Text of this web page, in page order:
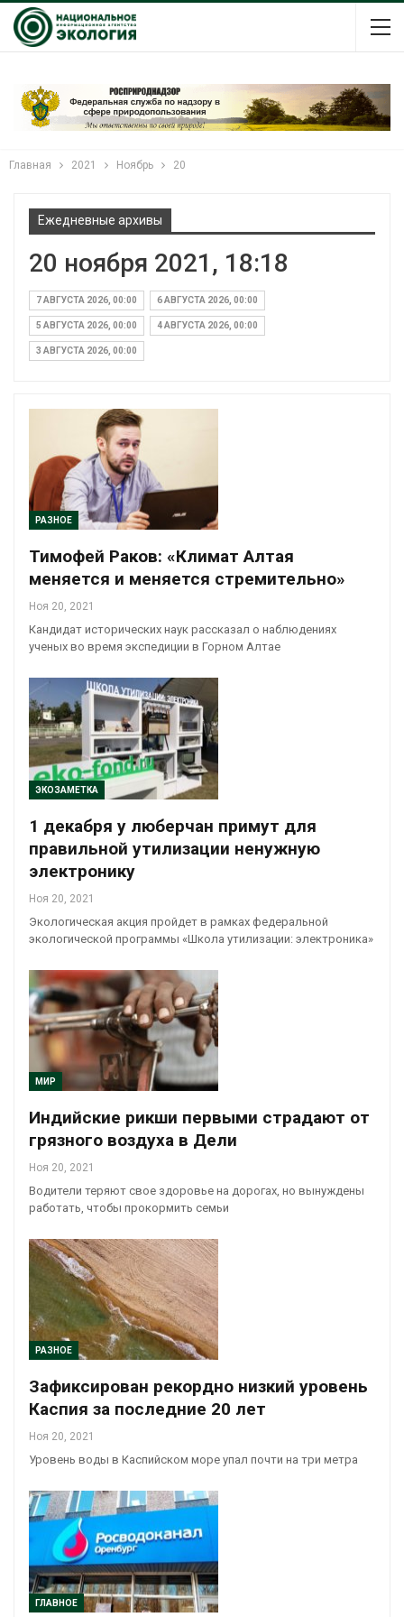
Главная 2021 Ноябрь 20
Ежедневные архивы
20 ноября 2021, 18:18
7 АВГУСТА 2026, 00:00 6 АВГУСТА 2026, 00:00
5 АВГУСТА 2026, 00:00 4 АВГУСТА 2026, 00:00
3 АВГУСТА 2026, 00:00
РАЗНОЕ
Тимофей Раков: «Климат Алтая
меняется и меняется стремительно»
Ноя 20, 2021
Кандидат исторических наук рассказал о наблюдениях
ученых во время экспедиции в Горном Алтае
ЭКОЗАМЕТКА
1 декабря у люберчан примут для
правильной утилизации ненужную
электронику
Ноя 20, 2021
Экологическая акция пройдет в рамках федеральной
экологической программы «Школа утилизации: электроника»
МИР
Индийские рикши первыми страдают от
грязного воздуха в Дели
Ноя 20, 2021
Водители теряют свое здоровье на дорогах, но вынуждены
работать, чтобы прокормить семьи
РАЗНОЕ
Зафиксирован рекордно низкий уровень
Каспия за последние 20 лет
Ноя 20, 2021
Уровень воды в Каспийском море упал почти на три метра
ГЛАВНОЕ